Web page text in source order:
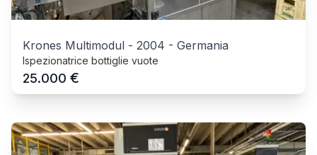
Krones Multimodul - 2004 - Germania
Ispezionatrice bottiglie vuote
25.000 €